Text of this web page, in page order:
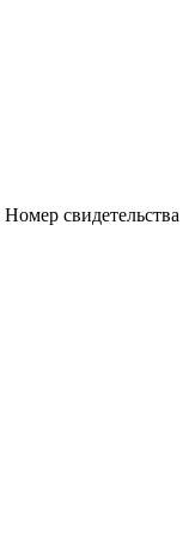
Номер свидетельства